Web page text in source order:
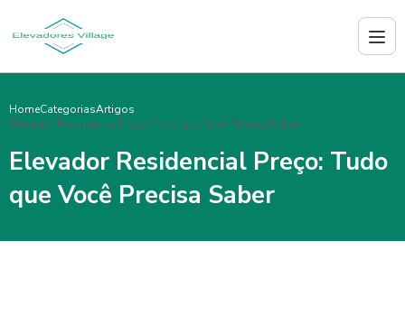
HomeCategoriasArtigos
Elevador Residencial Preço: Tudo que Você Precisa Saber
Elevador Residencial Preço: Tudo
que Você Precisa Saber